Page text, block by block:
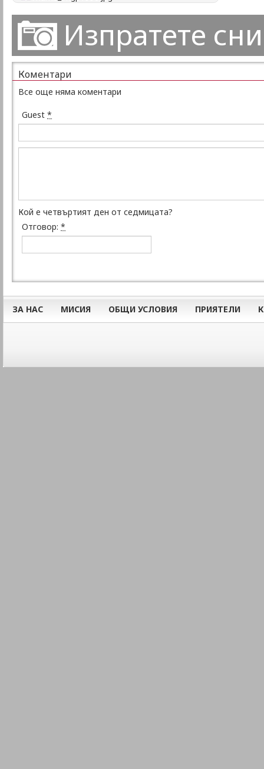
Изпратете
Коментари
Все още няма коментари
Guest *
Кой е четвъртият ден от седмицата?
Отговор: *
ЗА НАС МИСИЯ ОБЩИ УСЛОВИЯ ПРИЯТЕЛИ